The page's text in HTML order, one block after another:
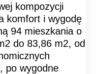
kompozycji
komfort i wygodę
94 mieszkania o
do 83,86 m2, od
po wygodne